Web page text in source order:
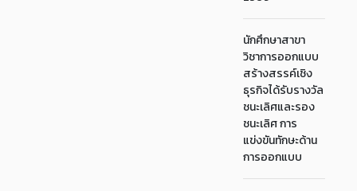
นักศึกษาสาขา
วิชาการออกแบบ
สร้างสรรค์เชิง
ธุรกิจได้รับรางวัล
ชนะเลิศและรอง
ชนะเลิศ การ
แข่งขันทักษะด้าน
การออกแบบ